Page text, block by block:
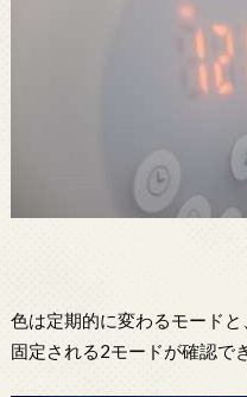
色は定期的に変わるモード
固定される2モードが確認で